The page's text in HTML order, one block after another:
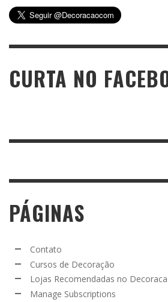
CURTA NO
PÁGINAS
Contato
Cursos de Decoração
Lojas Recomendadas no
Manage Subscriptions